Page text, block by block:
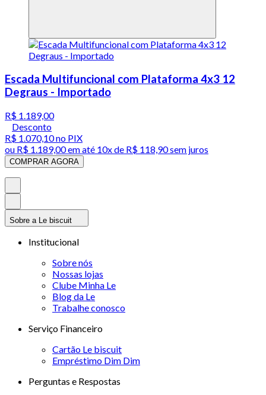
Escada Multifuncional com Plataforma 4x3 12
Degraus - Importado
R$ 1.189,00
Desconto
R$ 1.070,10no PIX
ou R$ 1.189,00em até 10x de R$ 118,90 sem juros
COMPRAR AGORA
Sobre a Le biscuit
Institucional
Sobre nós
Nossas lojas
Clube Minha Le
Blog da Le
Trabalhe conosco
Serviço Financeiro
Cartão Le biscuit
Empréstimo Dim Dim
Perguntas e Respostas